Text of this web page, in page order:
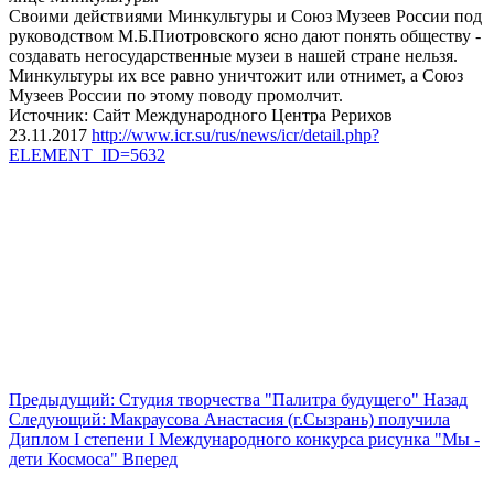
Своими действиями Минкультуры и Союз Музеев России под
руководством М.Б.Пиотровского ясно дают понять обществу -
создавать негосударственные музеи в нашей стране нельзя.
Минкультуры их все равно уничтожит или отнимет, а Союз
Музеев России по этому поводу промолчит.
Источник: Сайт Международного Центра Рерихов
23.11.2017 http://www.icr.su/rus/news/icr/detail.php?
ELEMENT_ID=5632
Предыдущий: Студия творчества "Палитра будущего" Назад
Следующий: Макраусова Анастасия (г.Сызрань) получила
Диплом I степени I Международного конкурса рисунка "Мы -
дети Космоса" Вперед